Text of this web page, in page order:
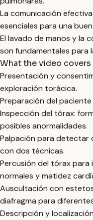
La comunicación
esenciales para una
El lavado de manos y la
son fundamentales para
What the video covers
Presentación y
exploración torácica.
Preparación del
Inspección del tórax:
posibles anormalidades.
Palpación para detectar
con dos técnicas.
Percusión del tórax
normales y matidez
Auscultación con
diafragma para
Descripción y